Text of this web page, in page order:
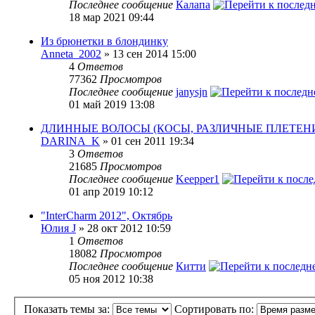
Последнее сообщение Калапа
18 мар 2021 09:44
Из брюнетки в блондинку
Anneta_2002 » 13 сен 2014 15:00
4 Ответов
77362 Просмотров
Последнее сообщение janysjn
01 май 2019 13:08
ДЛИННЫЕ ВОЛОСЫ (КОСЫ, РАЗЛИЧНЫЕ
DARINA_K » 01 сен 2011 19:34
3 Ответов
21685 Просмотров
Последнее сообщение Keepper1
01 апр 2019 10:12
"InterCharm 2012", Октябрь
Юлия J » 28 окт 2012 10:59
1 Ответов
18082 Просмотров
Последнее сообщение Китти
05 ноя 2012 10:38
Показать темы за: Сортировать по: